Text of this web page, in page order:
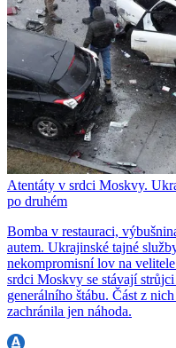
Atentáty v srdci Moskvy.
po druhém
Bomba v restauraci,
autem. Ukrajinské tajné
nekompromisní lov na
srdci Moskvy se stávají
generálního štábu. Část z
zachránila jen náhoda.